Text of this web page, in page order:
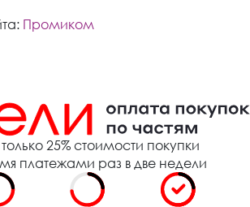
Промиком
25% стоимости покупки
платежами раз в две недели